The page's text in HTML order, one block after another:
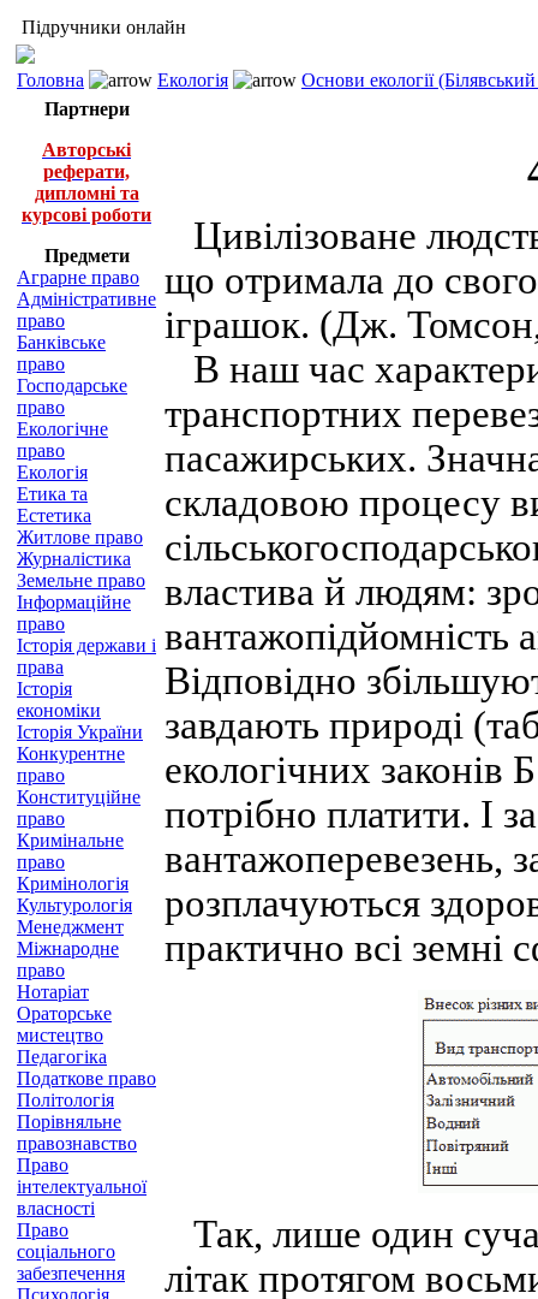
Підручники онлайн
Головна Екологія
Основи екології
Партнери
Авторські
реферати,
дипломні та
курсові роботи
Предмети
Аграрне право
Адміністративне
право
Банківське
право
Господарське
право
Екологічне
право
Екологія
Етика та
Естетика
Житлове право
Журналістика
Земельне право
Інформаційне
право
Історія держави і
права
Історія
економіки
Історія України
Конкурентне
право
Конституційне
право
Кримінальне
право
Кримінологія
Культурологія
Менеджмент
Міжнародне
право
Нотаріат
Ораторське
мистецтво
Педагогіка
Податкове право
Політологія
Порівняльне
правознавство
Право
інтелектуальної
власності
Право
соціального
забезпечення
Психологія
Цивілізоване
що отримала до
іграшок. (Дж.
В наш час
транспортних
пасажирських.
складовою процесу
властива й людям:
вантажопідйомність
Відповідно
завдають природі
екологічних
потрібно платити. І
вантажоперевезень,
розплачуються
практично всі земні
Так, лише один
літак протягом